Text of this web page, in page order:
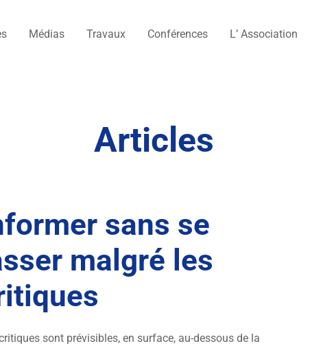
Médias Travaux Conférences L’ Association
Articles
sans se
malgré les
sont prévisibles, en surface, au-dessous de la